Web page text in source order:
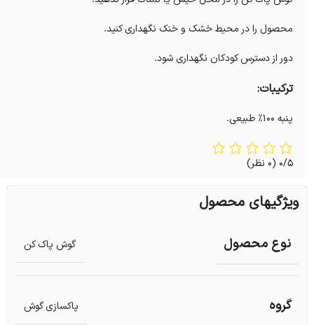
محصول را در محیط خشک و خنک نگهداری کنید.
دور از دسترس کودکان نگهداری شود.
ترکیبات:
پنبه 100% طبیعی.
0/5 (0 نظر)
ویژگیهای محصول
نوع محصول گوش پاک کن
گروه پاکسازی گوش